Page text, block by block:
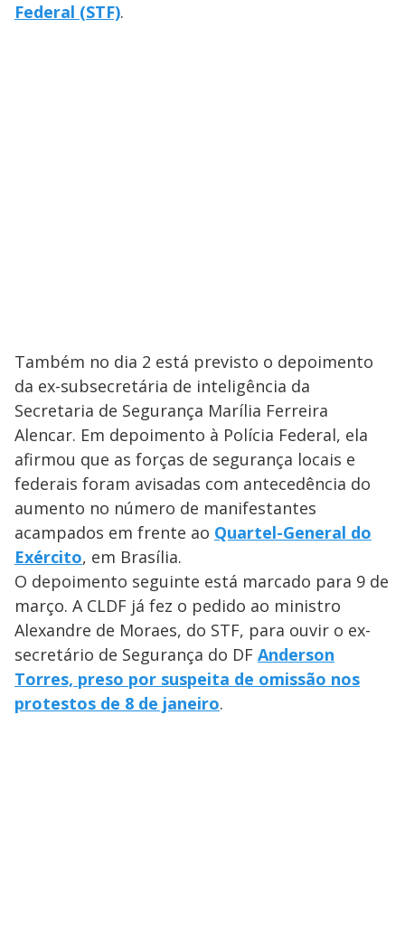
Federal (STF).
Também no dia 2 está previsto o depoimento
da ex-subsecretária de inteligência da
Secretaria de Segurança Marília Ferreira
Alencar. Em depoimento à Polícia Federal, ela
afirmou que as forças de segurança locais e
federais foram avisadas com antecedência do
aumento no número de manifestantes
acampados em frente ao Quartel-General do
Exército, em Brasília.
O depoimento seguinte está marcado para 9 de
março. A CLDF já fez o pedido ao ministro
Alexandre de Moraes, do STF, para ouvir o ex-
secretário de Segurança do DF Anderson
Torres, preso por suspeita de omissão nos
protestos de 8 de janeiro.